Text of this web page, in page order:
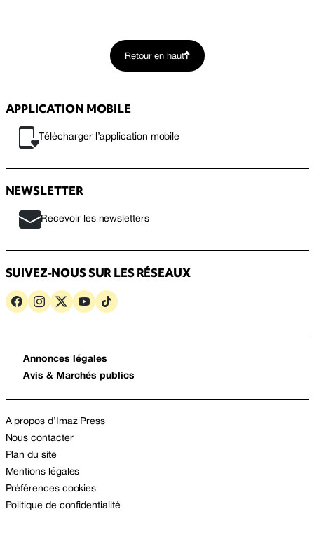
Retour en haut
APPLICATION MOBILE
Télécharger l’application mobile
NEWSLETTER
Recevoir les newsletters
SUIVEZ-NOUS SUR LES RÉSEAUX
Annonces légales
Avis & Marchés publics
A propos d’Imaz Press
Nous contacter
Plan du site
Mentions légales
Préférences cookies
Politique de confidentialité